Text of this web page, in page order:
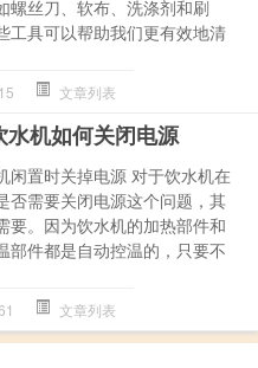
螺丝刀、软布、洗涤剂和刷
工具可以帮助我们更有效地清
文章列表
水机如何关闭电源
闲置时关掉电源 对于饮水机在
否需要关闭电源这个问题，其
要。因为饮水机的加热部件和
部件都是自动控温的，只要不
文章列表